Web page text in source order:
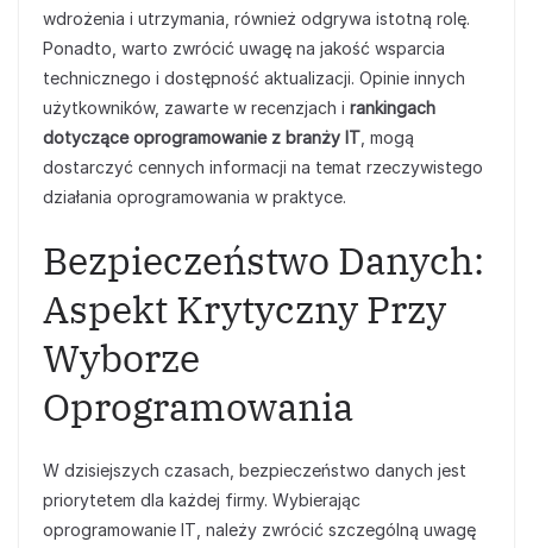
wdrożenia i utrzymania, również odgrywa istotną rolę.
Ponadto, warto zwrócić uwagę na jakość wsparcia
technicznego i dostępność aktualizacji. Opinie innych
użytkowników, zawarte w recenzjach i rankingach
dotyczące oprogramowanie z branży IT , mogą
dostarczyć cennych informacji na temat rzeczywistego
działania oprogramowania w praktyce.
Bezpieczeństwo Danych:
Aspekt Krytyczny Przy
Wyborze
Oprogramowania
W dzisiejszych czasach, bezpieczeństwo danych jest
priorytetem dla każdej firmy. Wybierając
oprogramowanie IT, należy zwrócić szczególną uwagę